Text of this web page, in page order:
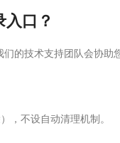
口？
的技术支持团队会协助
，不设自动清理机制。